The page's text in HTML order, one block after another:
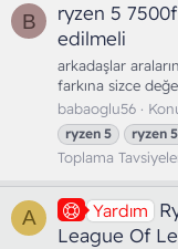
B
ryzen 5
edilmeli
arkadaşlar
farkına sizce
babaoglu56
ryzen 5 ryzen 5
Toplama
A Yardım
League Of